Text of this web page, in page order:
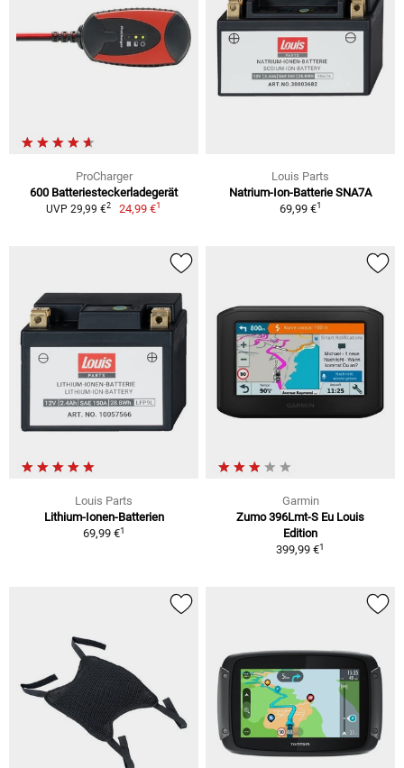
ProCharger
600 Batteriesteckerladegerät
UVP 29,99 €2 24,99 €1
Louis Parts
Natrium-Ion-Batterie SNA7A
69,99 €1
Louis Parts
Lithium-Ionen-Batterien
69,99 €1
Garmin
Zumo 396Lmt-S Eu Louis
Edition
399,99 €1